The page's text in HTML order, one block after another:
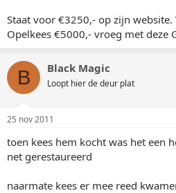
Staat voor €3250,- op zijn
Opelkees €5000,- vroeg met deze
B Black Magic
Loopt hier de deur plat
25 nov 2011
toen kees hem kocht was het een
net gerestaureerd
naarmate kees er mee reed